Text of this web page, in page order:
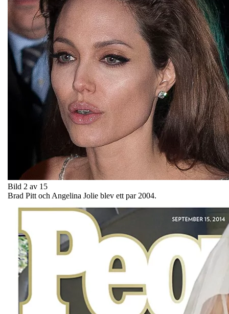
Bild 2 av 15
Brad Pitt och Angelina Jolie blev ett par 2004.